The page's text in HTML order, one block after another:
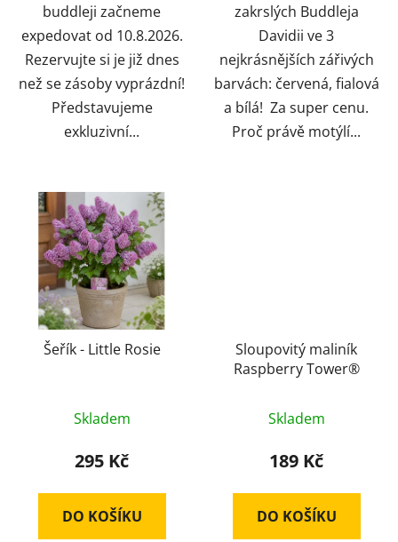
buddleji začneme
expedovat od 10.8.2026.
Rezervujte si je již dnes
než se zásoby vyprázdní!
Představujeme
exkluzivní...
zakrslých Buddleja
Davidii ve 3
nejkrásnějších zářivých
barvách: červená, fialová
a bílá! Za super cenu.
Proč právě motýlí...
Šeřík - Little Rosie
Skladem
295 Kč
DO KOŠÍKU
Sloupovitý maliník
Raspberry Tower®
Skladem
189 Kč
DO KOŠÍKU